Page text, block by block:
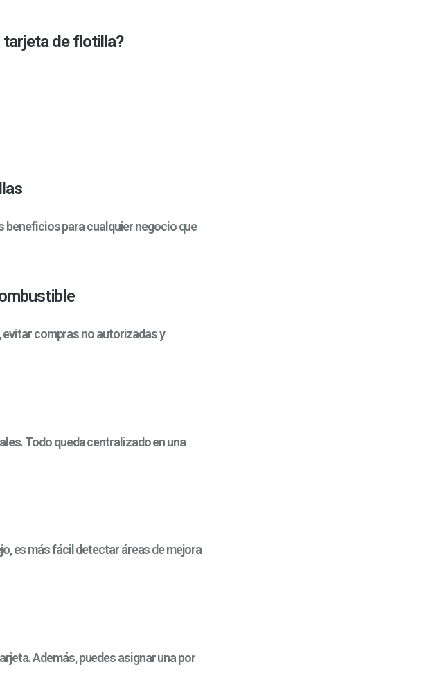
tarjeta de flotilla?
para cualquier negocio que
compras no autorizadas y
Todo queda centralizado en una
es más fácil detectar áreas de mejora
Además, puedes asignar una por